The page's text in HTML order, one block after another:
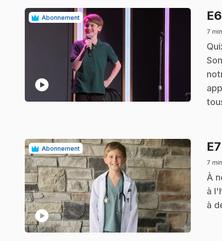
Abonnement
play_circle
E6
7 min
.
Abonnement
play_circle
E7
7 min
.À
à
à